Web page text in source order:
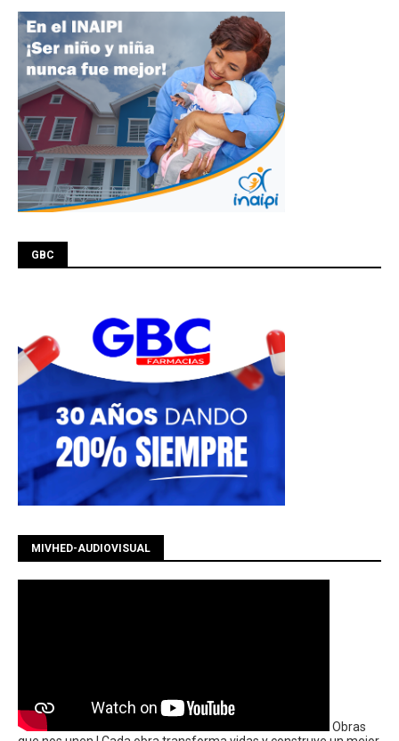
GBC
MIVHED-AUDIOVISUAL
Obras